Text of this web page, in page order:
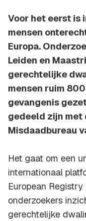
Voor het eerst is
mensen
Europa.
Leiden en
gerechtelijke
mensen ruim
gevangenis
gedeeld zijn met
Misdaadbureau
Het gaat om een
internationaal
European
onderzoekers
gerechtelijke